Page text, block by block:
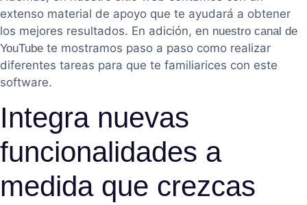
extenso material de apoyo que te ayudará a obtener
los mejores resultados. En adición, en nuestro canal de
YouTube te mostramos paso a paso como realizar
diferentes tareas para que te familiarices con este
software.
Integra nuevas
funcionalidades a
medida que crezcas